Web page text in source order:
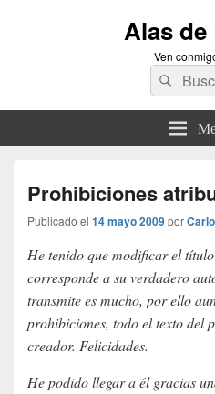
Alas de
Ven
Buscar
por:
Prohibiciones
Publicado el 14 mayo 2009por
He tenido que modificar el
corresponde a su verdadero
transmite es mucho, por ello
prohibiciones, todo el texto del
creador. Felicidades.
He podido llegar a él gracias